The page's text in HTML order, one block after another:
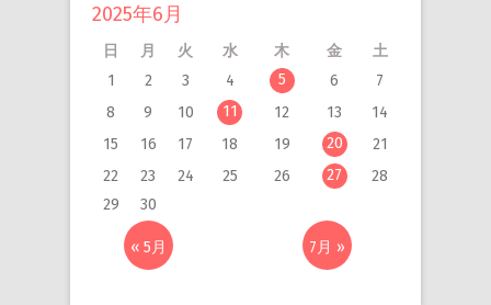
2025年6月
日 月 火 水 木 金 土
« 5月 7月 »
1 2 3 4 5 6
7
8
9 10 11 12 13
14
15
16 17 18 19 20
21
22
23 24 25 26 27
28
29
30